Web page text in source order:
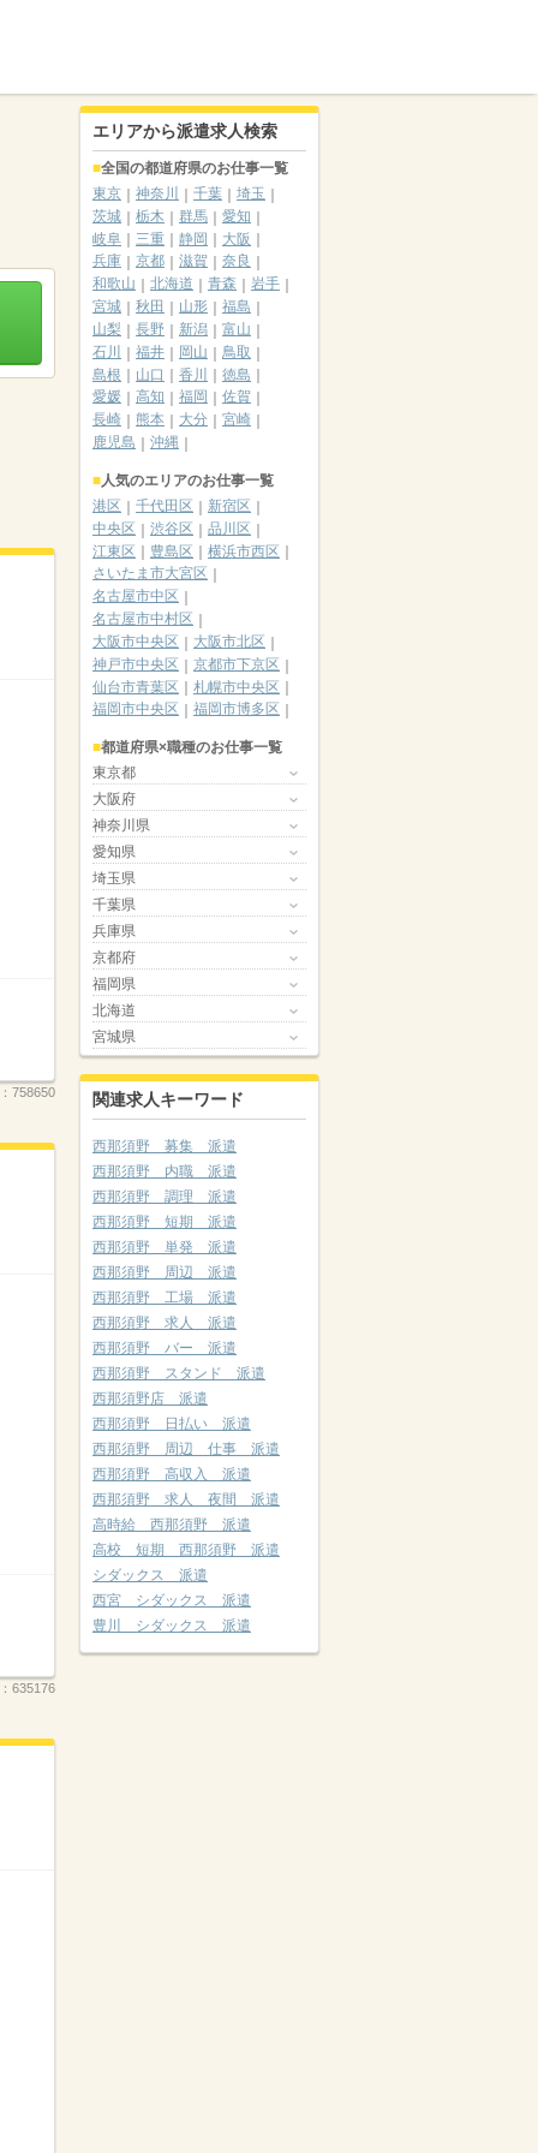
758650
635176
エリアから派遣求人検索
全国の都道府県のお仕事一覧
東京
神奈川 千葉
埼玉
茨城
栃木 群馬
愛知
岐阜
三重 静岡
大阪
兵庫
京都 滋賀
奈良
和歌山
北海道 青森
岩手
宮城
秋田 山形
福島
山梨
長野 新潟
富山
石川
福井 岡山
鳥取
島根
山口 香川
徳島
愛媛
高知 福岡
佐賀
長崎
熊本 大分
宮崎
鹿児島
沖縄
人気のエリアのお仕事一覧
港区
千代田区
新宿区
中央区
渋谷区
品川区
江東区
豊島区
横浜市西区
さいたま市大宮区
名古屋市中区
名古屋市中村区
大阪市中央区
大阪市北区
神戸市中央区
京都市下京区
仙台市青葉区
札幌市中央区
福岡市中央区
福岡市博多区
都道府県×職種のお仕事一覧
東京都
大阪府
神奈川県
愛知県
埼玉県
千葉県
兵庫県
京都府
福岡県
北海道
宮城県
関連求人キーワード
西那須野 募集 派遣
西那須野 内職 派遣
西那須野 調理 派遣
西那須野 短期 派遣
西那須野 単発 派遣
西那須野 周辺 派遣
西那須野 工場 派遣
西那須野 求人 派遣
西那須野 バー 派遣
西那須野 スタンド 派遣
西那須野店 派遣
西那須野 日払い 派遣
西那須野 周辺 仕事 派遣
西那須野 高収入 派遣
西那須野 求人 夜間 派遣
高時給 西那須野 派遣
高校 短期 西那須野 派遣
シダックス 派遣
西宮 シダックス 派遣
豊川 シダックス 派遣